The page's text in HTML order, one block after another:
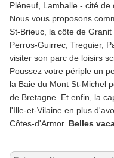
Pléneuf, Lamballe - cité de
Nous vous proposons
St-Brieuc, la côte de
Perros-Guirrec, Treguier,
visiter son parc de loisirs
Poussez votre périple un
la Baie du Mont St-Michel
de Bretagne. Et enfin, la
l'Ille-et-Vilaine en plus
Côtes-d'Armor. Belles